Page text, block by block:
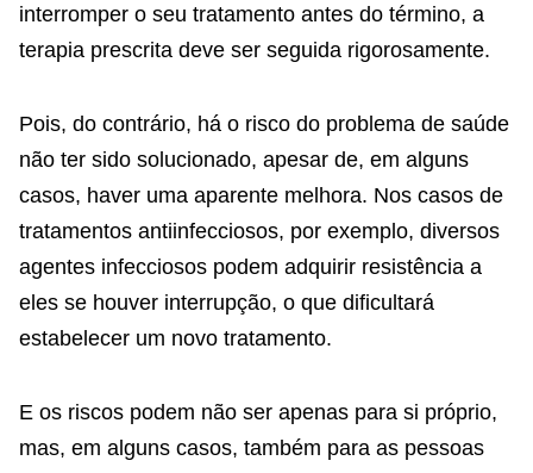
interromper o seu tratamento antes do término, a
terapia prescrita deve ser seguida rigorosamente.
Pois, do contrário, há o risco do problema de saúde
não ter sido solucionado, apesar de, em alguns
casos, haver uma aparente melhora. Nos casos de
tratamentos antiinfecciosos, por exemplo, diversos
agentes infecciosos podem adquirir resistência a
eles se houver interrupção, o que dificultará
estabelecer um novo tratamento.
E os riscos podem não ser apenas para si próprio,
mas, em alguns casos, também para as pessoas